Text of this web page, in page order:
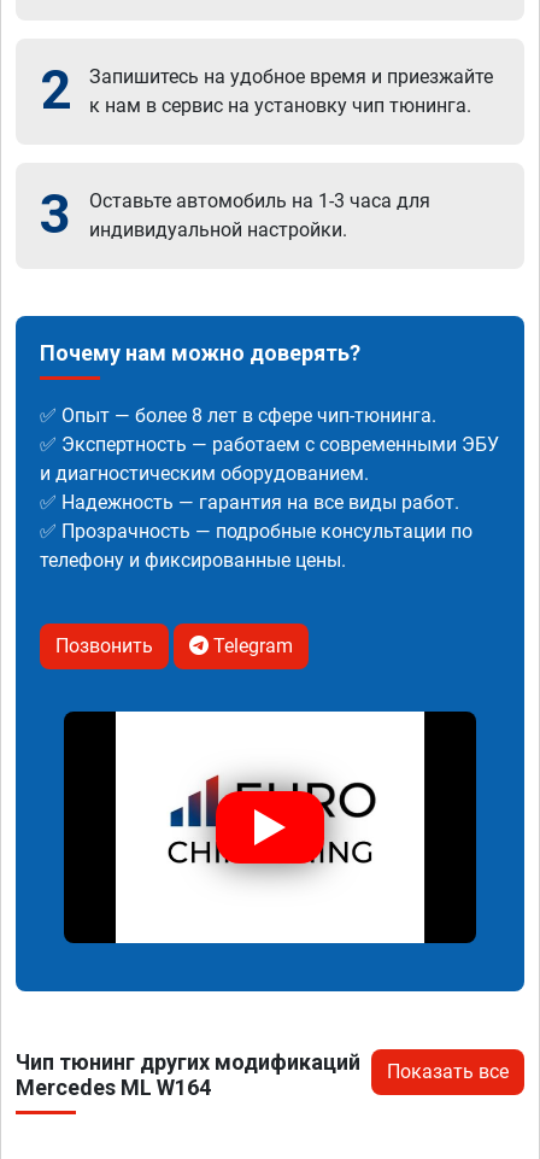
2
Запишитесь на удобное время и приезжайте
к нам в сервис на установку чип тюнинга.
3
Оставьте автомобиль на 1-3 часа для
индивидуальной настройки.
Почему нам можно доверять?
✅ Опыт — более 8 лет в сфере чип-тюнинга.
✅ Экспертность — работаем с современными ЭБУ
и диагностическим оборудованием.
✅ Надежность — гарантия на все виды работ.
✅ Прозрачность — подробные консультации по
телефону и фиксированные цены.
Позвонить Telegram
Чип тюнинг других модификаций
Mercedes ML W164
Показать все